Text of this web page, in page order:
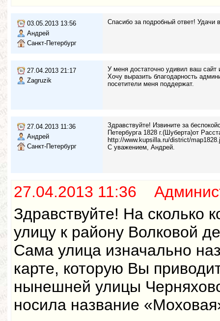
03.05.2013 13:56
Андрей
Санкт-Петербург
Спасибо за подробный ответ! Удачи
27.04.2013 21:17
Zagruzik
У меня достаточно удивил ваш сайт
Хочу выразить благодарность
посетители меня поддержат.
27.04.2013 11:36
Андрей
Санкт-Петербург
Здравствуйте! Извините за
Петербурга 1828 г.(Шуберта)от
http://www.kupsilla.ru/district/
С уважением, Андрей.
27.04.2013 11:36
Здравствуйте! На сколько
улицу к району Волковой
Сама улица изначально
карте, которую Вы
нынешней улицы
носила название